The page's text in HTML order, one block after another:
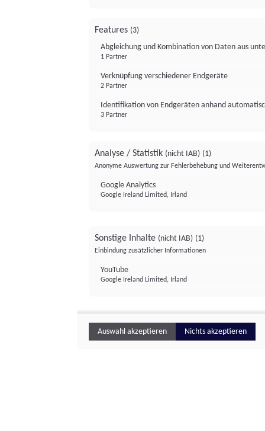
Features (3)
Abgleichung und Kombination von Daten aus
1 Partner
Verknüpfung verschiedener Endgeräte
2 Partner
Identifikation von Endgeräten anhand
3 Partner
Analyse / Statistik (nicht IAB) (1)
Anonyme Auswertung zur Fehlerbehebung und
Google Analytics
Google Ireland Limited, Irland
Sonstige Inhalte (nicht IAB) (1)
Einbindung zusätzlicher Informationen
YouTube
Google Ireland Limited, Irland
Auswahl akzeptieren Nichts akzeptieren